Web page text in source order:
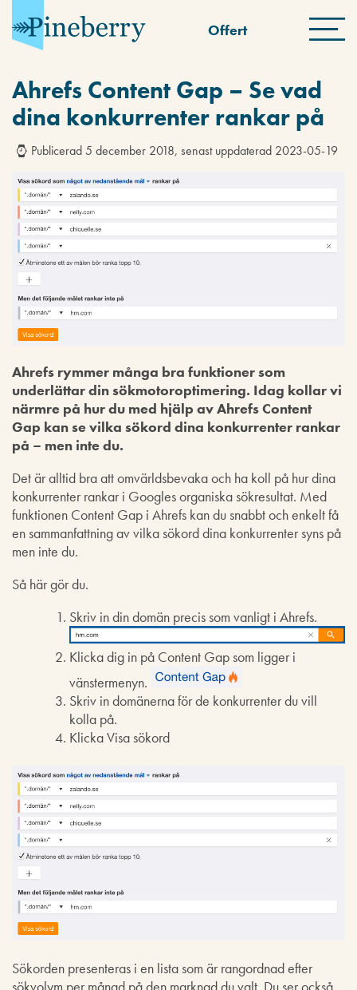
Offert
Ahrefs Content Gap – Se vad
dina konkurrenter rankar på
Publicerad 5 december 2018, senast uppdaterad 2023-05-19
Ahrefs rymmer många bra funktioner som
underlättar din sökmotoroptimering. Idag kollar vi
närmre på hur du med hjälp av Ahrefs Content
Gap kan se vilka sökord dina konkurrenter rankar
på – men inte du.
Det är alltid bra att omvärldsbevaka och ha koll på hur dina
konkurrenter rankar i Googles organiska sökresultat. Med
funktionen Content Gap i Ahrefs kan du snabbt och enkelt få
en sammanfattning av vilka sökord dina konkurrenter syns på
men inte du.
Så här gör du.
Skriv in din domän precis som vanligt i Ahrefs.
Klicka dig in på Content Gap som ligger i
vänstermenyn.
Skriv in domänerna för de konkurrenter du vill
kolla på.
Klicka Visa sökord
Sökorden presenteras i en lista som är rangordnad efter
sökvolym per månad på den marknad du valt. Du ser också